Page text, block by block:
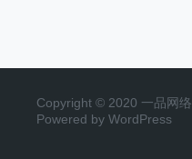
Copyright © 2020 一品网络
Powered by WordPress